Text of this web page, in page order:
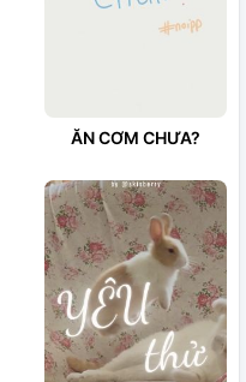
ĂN CƠM CHƯA?